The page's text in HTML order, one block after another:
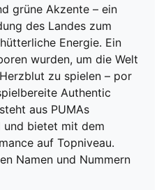
grüne Akzente – ein
des Landes zum
Energie. Ein
wurden, um die Welt
zu spielen – por
Authentic
aus PUMAs
und bietet mit dem
auf Topniveau.
Namen und Nummern